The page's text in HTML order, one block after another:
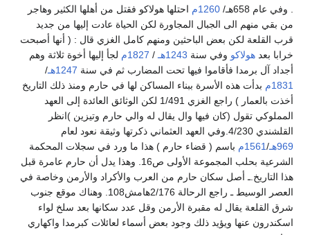
1260م احتلها هولاكو فقتل من أهلها الكثير وهاجر
الى الجبال المجاورة لكن الحياة عادت إليها من جديد
بعض الباحثين ومنهم كامل الغزي قال : ( أنها أصبحت
وفي سنة1243هـ / 1827م
لجأ إليها أخوة ثلاثة وهم
فأقاموا فيها تحت المضارب ثم في سنة1247هـ
/
هذه الأسرة ببناء المساكن لها في حارم ومنذ ذلك التاريخ
أخذت بالعمار ) راجع الغزي 1/491 لكن الوثائق العائدة إلى العهد
(كان فيها وال يقال له والي حارم وتيزين )انظر
باسم ( قضاء حارم ) هذا ما ورد في سجلات المحكمة
الشرعية بحلب المجموعة الأولى ص16. وهذا يدل أن حارم عامرة قبل
أصل سكان حارم من العرب والأكراد والأرمن وخاصة في
العصر الوسيط ـ راجع الرحالة 2/176هامش108. وهناك موقع جنوب
له مقبرة الأرمن وقل عدد سكانها بعد سلخ لواء
ويؤيد ذلك وجود بعض أسماء لعائلات كبرمدا واكهاري